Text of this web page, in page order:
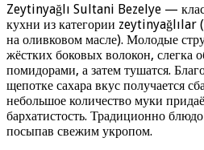
Zeytinyağlı Sultani Bezelye —
кухни из категории zeytinyağlılar
на оливковом масле). Молодые
жёстких боковых волокон, слегка
помидорами, а затем тушатся.
щепотке сахара вкус получается
небольшое количество муки
бархатистость. Традиционно
посыпав свежим укропом.